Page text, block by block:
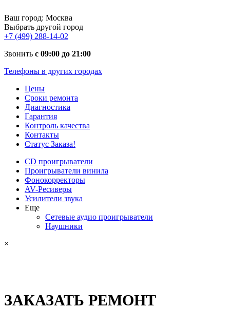
Ваш город: Москва
Выбрать другой город
+7 (499) 288-14-02
Звонить с 09:00 до 21:00
Телефоны в других городах
Цены
Сроки ремонта
Диагностика
Гарантия
Контроль качества
Контакты
Статус Заказа!
CD проигрыватели
Проигрыватели винила
Фонокорректоры
AV-Ресиверы
Усилители звука
Еще
Сетевые аудио проигрыватели
Наушники
×
ЗАКАЗАТЬ РЕМОНТ